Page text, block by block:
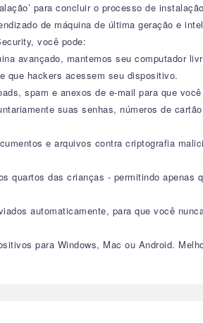
para concluir o processo de
de máquina de última geração e
você pode:
avançado, mantemos seu computador
que hackers acessem seu dispositivo.
spam e anexos de e-mail para que
suas senhas, números de
e arquivos contra criptografia
quartos das crianças - permitindo
automaticamente, para que você
para Windows, Mac ou Android.